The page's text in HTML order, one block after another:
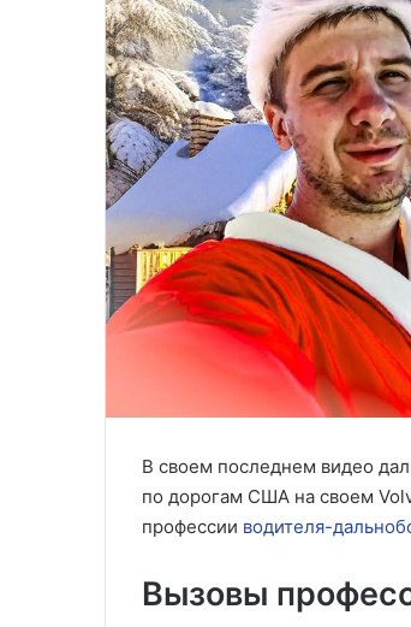
В своем последнем видео
по дорогам США на своем
профессии водителя-
Вызовы